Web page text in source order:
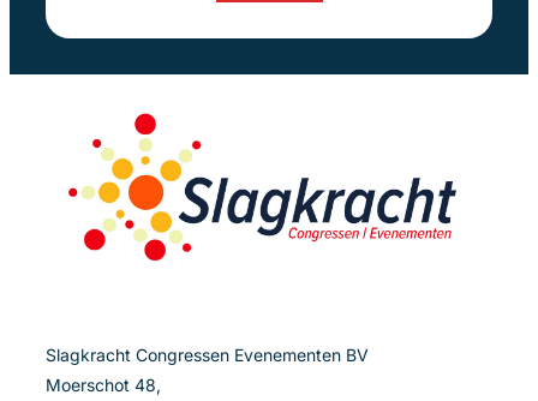
Slagkracht Congressen Evenementen BV
Moerschot 48,